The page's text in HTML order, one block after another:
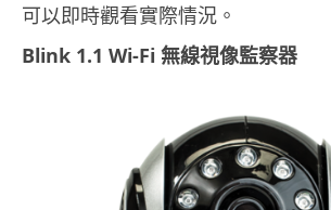
可以即時觀看實際情況。
Blink 1.1 Wi-Fi 無線視像監察器